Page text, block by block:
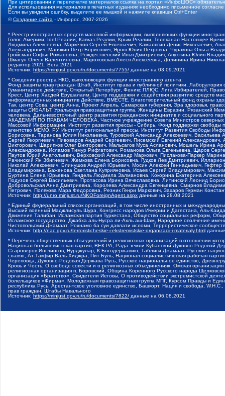
При цитировании и перепечатке материалов ссылка на портал «ИнфоШОС»
Для использования материалов в печатных изданиях необходимо письменное
Если вы увидели ошибку, выделите ее мышкой и нажмите клавиши Ctrl+Enter
©Создание сайта - Инфорос, 2007-2026
* Реестр иностранных средств массовой информации, выполняющих функции
Голос Америки, Idel.Реалии, Кавказ.Реалии, Крым.Реалии, Телеканал Настоящее
Людмила Алексеевна, Маркелов Сергей Евгеньевич, Камалягин Денис Николаевич,
Александрович, Маняхин Петр Борисович, Ярош Юлия Петровна, Чуракова Ольга
Гройсман Софья Романовна, Рождественский Илья Дмитриевич, Апухтина Юлия
Шмагун Олеся Валентиновна, Мароховская Алеся Алексеевна, Долинина Ирина
редактор 2021, Вега 2021
Источник: https://minjust.gov.ru/ru/documents/7755/ данные на 03.09.2021
* Сведения реестра НКО, выполняющих функции иностранного агента:
Фонд защиты прав граждан Штаб, Институт права и публичной политики,
Гуманитарное действие, Открытый Петербург, Феникс ПЛЮС, Лига Избирателей,
Крест, Центр Хасдей Ерушалаим, Центр поддержки и содействия развитию средств
информационных инициатив Действие, ВМЕСТЕ, Благотворительный фонд охраны
Так, центр Сова, центр Анна, Проект Апрель, Самарская губерния, Эра здоровья,
защиты СИБАЛЬТ, Уральская правозащитная группа, Женщины Евразии, Рязанский
человека, Дальневосточный центр развития гражданских инициатив и социального
АКАДЕМИЯ ПО ПРАВАМ ЧЕЛОВЕКА, Частное учреждение Совета Министров северных
Массовой Информации, Институт развития прессы - Сибирь, Фонд поддержки
агентство МЕМО. РУ, Институт региональной прессы, Институт Развития Свободы
Борисовна, Таранова Юлия Николаевна, Туровский Александр Алексеевич,
Сергей Георгиевич, Пивоваров Андрей Сергеевич, Писемский Евгений
Викторович, Шарипков Олег Викторович, Мальсагов Муса Асланович, Мошель Ирина
Александровна, Исламов Тимур Рифгатович, Романова Ольга Евгеньевна, Щаров
Паутов Юрий Анатольевич, Верховский Александр Маркович, Пислакова-Паркер
Рачинский Ян Збигневич, Жемкова Елена Борисовна, Гудков Лев Дмитриевич,
Николай Алексеевич, Блинушов Андрей Юрьевич, Мосин Алексей Геннадьевич,
Владимировна, Баженова Светлана Куприяновна, Исаев Сергей Владимирович,
Буртина Елена Юрьевна, Гендель Людмила Залмановна, Кокорина Екатерина
Подузов Сергей Васильевич, Протасова Ирина Вячеславовна, Литинский Леонид
Добровольская Анна Дмитриевна, Королева Александра Евгеньевна, Смирнов
Петрович, Полякова Мара Федоровна, Резник Генри Маркович, Захаров Герман
Источник: http://unro.minjust.ru/NKOForeignAgent.aspx данные на 28.08.2021
* Единый федеральный список организаций, в том числе иностранных и
Высший военный Маджлисуль Шура, Конгресс народов Ичкерии и Дагестана, Аль-
Движение Талибан, Исламская партия Туркестана, Общество социальных реформ,
Исламское государство, Джабха аль-Нусра ли-Ахль аш-Шам, Народное ополчение
Чистопольский Джамаат, Рохнамо ба суи давлати исломи, Террористическое
Источник: http://nac.gov.ru/terroristicheskie-i-ekstremistskie-organizacii-i-materialy.html
* Перечень общественных объединений и религиозных организаций в отношении
Национал-большевистская партия, ВЕК РА, Рада земли Кубанской Духовно Родовой
Староверов-Инглингов, Нурджулар, К Богодержавию, Таблиги Джамаат, Русское
славян, Ат-Такфир Валь-Хиджра, Пит Буль, Национал-социалистическая рабочая
Череповца, Духовно-Родовая Держава Русь, Русское национальное единство,
Кровь и Честь, О свободе совести и о религиозных объединениях, Омская
религиозная организация п. Боровский, Община Коренного Русского народа
организация «Братство», Свидетели Иеговы, О противодействии экстремистской
болельщиков «Фирма», Молодежная правозащитная группа МПГ, Курсом Правды и
республика Русь, Арестантское уголовное единство, Башкорт, Нация и свобода,
прав граждан, Штабы Навального
Источник: https://minjust.gov.ru/ru/documents/7822/ данные на 06.08.2021